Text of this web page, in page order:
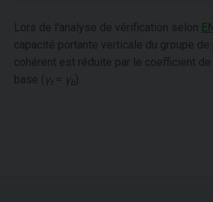
Lors de l'analyse de vérification selon
capacité portante verticale du groupe de
cohérent est réduite par le coefficient
base ( γt = γb).